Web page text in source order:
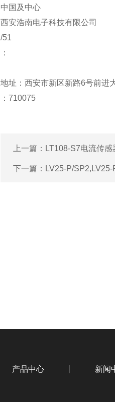
中国及中心
西安浩南电子科技有限公司
/51
：
地址：西安市新区新路6号前进
：710075
上一篇： LT108-S7电流传
下一篇： LV25-P/
产品中心 新闻